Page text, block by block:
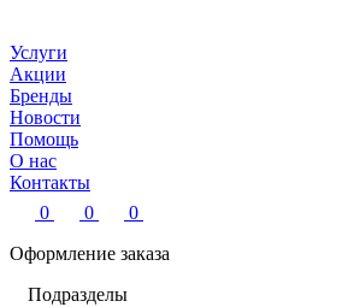
Услуги
Акции
Бренды
Новости
Помощь
О нас
Контакты
0
0
0
Оформление заказа
Подразделы